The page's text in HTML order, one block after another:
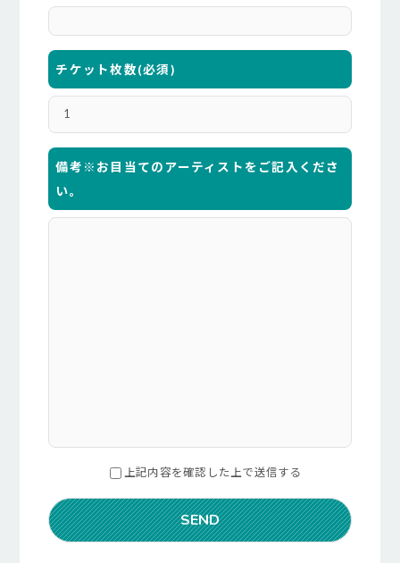
チケット枚数(必須)
備考※お目当てのアーティストをご記入くださ
い。
上記内容を確認した上で送信する